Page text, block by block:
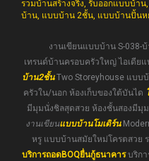
รวมบ้านสร้างจริง, รับออกแบบบ้าน,
บ้าน, แบบบ้าน 2ชั้น, แบบบ้านปั้นห
งานเขียนแบบบ้าน S-038-
เทรนด์บ้านครอบครัวใหญ่ ไอเดีย
บ้าน2ชั้นTwo Storeyhouse แบบ
ครัวใน/นอก ห้องเก็บของใต้บันได
มีมุมนั่งชิลสุดสวย ห้องชั้นสองมีมุม
งานเขียนแบบบ้านโมเดิร์น
หรู แบบบ้านสมัยใหม่โครตสวย
บริการถอดBOQยื่นกู้ธนาคารบริกา